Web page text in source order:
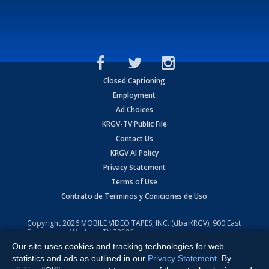
Closed Captioning
Employment
Ad Choices
KRGV-TV Public File
Contact Us
KRGV AI Policy
Privacy Statement
Terms of Use
Contrato de Terminos y Coniciones de Uso
Copyright2026 MOBILE VIDEO TAPES, INC. (dba KRGV), 900 East
Expressway, Weslaco, TX 78596.
All Rights Reserved. Powered by:Ruby Shore Software
Our site uses cookies and tracking technologies for web
statistics and ads as outlined in our Privacy Statement . By